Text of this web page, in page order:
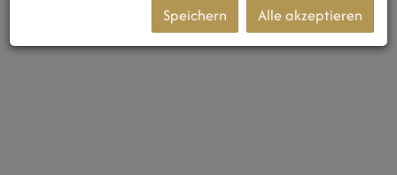
Speichern Alle akzeptieren